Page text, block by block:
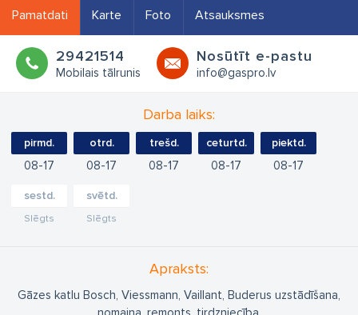
Pamatdati Karte Foto Atsauksmes
29421514
Mobilais tālrunis
Nosūtīt e-pastu
info@gaspro.lv
Darba laiks:
pirmd.
08 17
otrd.
08 17
trešd.
08 17
ceturtd.
08 17
piektd.
08 17
sestd.
Slēgts
svētd.
Slēgts
Apraksts:
Gāzes katlu Bosch, Viessmann, Vaillant, Buderus uzstādīšana,